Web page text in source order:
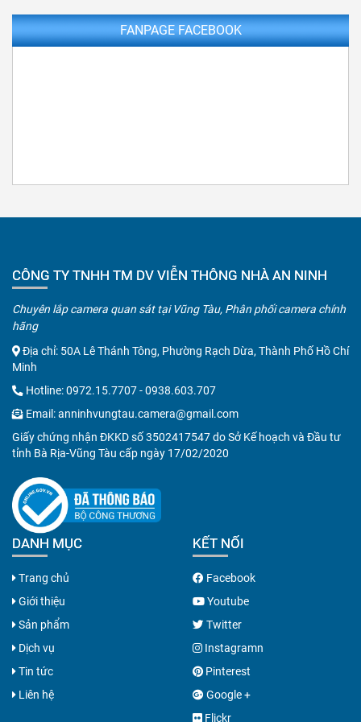
FANPAGE FACEBOOK
CÔNG TY TNHH TM DV VIỄN THÔNG NHÀ AN NINH
Chuyên lắp camera quan sát tại Vũng Tàu, Phân phối camera chính
hãng
Địa chỉ: 50A Lê Thánh Tông, Phường Rạch Dừa, Thành Phố Hồ Chí
Minh
Hotline:0972.15.7707-0938.603.707
Email:anninhvungtau.camera@gmail.com
Giấy chứng nhận ĐKKD số 3502417547 do Sở Kế hoạch và Đầu tư
tỉnh Bà Rịa-Vũng Tàu cấp ngày 17/02/2020
DANH MỤC
Trang chủ
Giới thiệu
Sản phẩm
Dịch vụ
Tin tức
Liên hệ
KẾT NỐI
Facebook
Youtube
Twitter
Instagramn
Pinterest
Google +
Flickr